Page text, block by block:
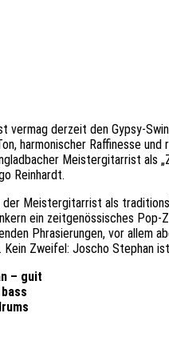
vermag derzeit den Gypsy-
harmonischer Raffinesse
Meistergitarrist als
Reinhardt.
Meistergitarrist als
ein zeitgenössisches
Phrasierungen, vor allem
Kein Zweifel: Joscho Stephan
– guit